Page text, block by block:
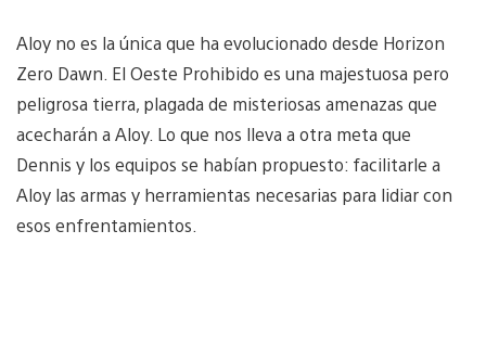
Aloy no es la única que ha evolucionado desde Horizon
Zero Dawn. El Oeste Prohibido es una majestuosa pero
peligrosa tierra, plagada de misteriosas amenazas que
acecharán a Aloy. Lo que nos lleva a otra meta que
Dennis y los equipos se habían propuesto: facilitarle a
Aloy las armas y herramientas necesarias para lidiar con
esos enfrentamientos.